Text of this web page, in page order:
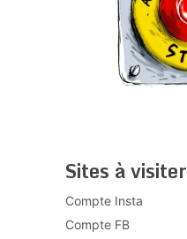
Sites à visiter
Compte Insta
Compte FB